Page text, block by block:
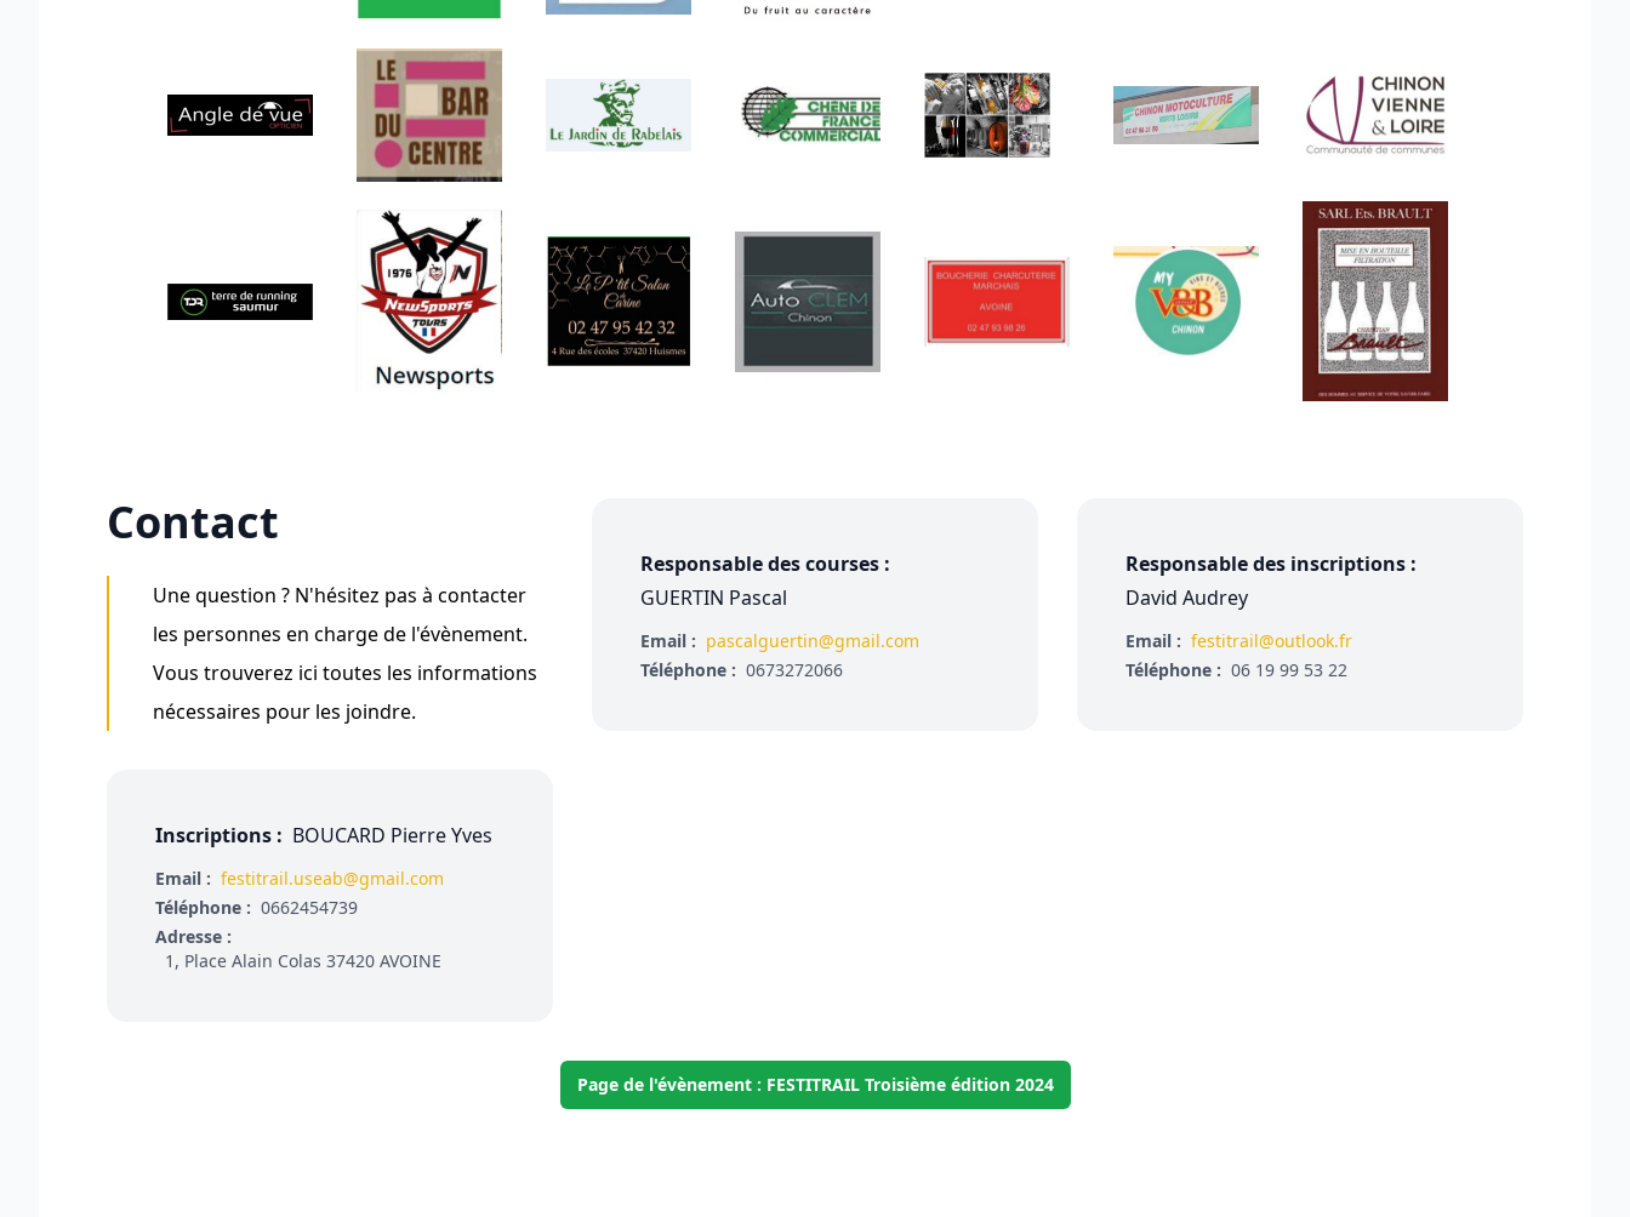
Contact
Une question ? N'hésitez pas à contacter
les personnes en charge de l'évènement.
Vous trouverez ici toutes les informations
nécessaires pour les joindre.
Responsable des courses :
GUERTIN Pascal
Email : pascalguertin@gmail.com
Téléphone : 0673272066
Responsable des inscriptions :
David Audrey
Email : festitrail@outlook.fr
Téléphone : 06 19 99 53 22
Inscriptions : BOUCARD Pierre Yves
Email : festitrail.useab@gmail.com
Téléphone : 0662454739
Adresse :
1, Place Alain Colas 37420 AVOINE
Page de l'évènement : FESTITRAIL Troisième édition 2024